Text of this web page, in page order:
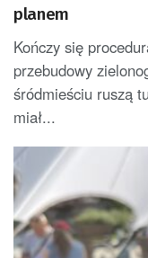
planem
Kończy się
przebudowy
śródmieściu ruszą
miał...